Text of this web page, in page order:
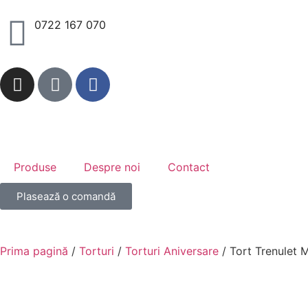
0722 167 070
Produse Despre noi Contact
Plasează o comandă
Prima pagină / Torturi / Torturi Aniversare / Tort Trenulet